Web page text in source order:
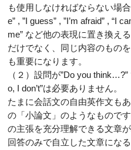
も使用しなければならない場合
e” , ”I guess” , ”I’m afraid” , “I
me” など他の表現に置き換え
だけでなく、同じ内容のもの
も重要になります。
（２）設問が”Do you
o, I don’t”は必要ありません。
たまに会話文の自由英作文も
の「小論文」のようなもので
の主張を充分理解できる文章
回答のみで自立した文章にな